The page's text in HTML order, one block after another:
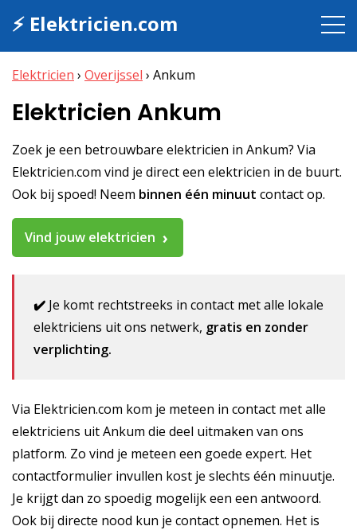
⚡ Elektricien.com
Elektricien › Overijssel › Ankum
Elektricien Ankum
Zoek je een betrouwbare elektricien in Ankum? Via
Elektricien.com vind je direct een elektricien in de buurt.
Ook bij spoed! Neem binnen één minuut contact op.
Vind jouw elektricien
✔️ Je komt rechtstreeks in contact met alle lokale
elektriciens uit ons netwerk, gratis en zonder
verplichting.
Via Elektricien.com kom je meteen in contact met alle
elektriciens uit Ankum die deel uitmaken van ons
platform. Zo vind je meteen een goede expert. Het
contactformulier invullen kost je slechts één minuutje.
Je krijgt dan zo spoedig mogelijk een een antwoord.
Ook bij directe nood kun je contact opnemen. Het is